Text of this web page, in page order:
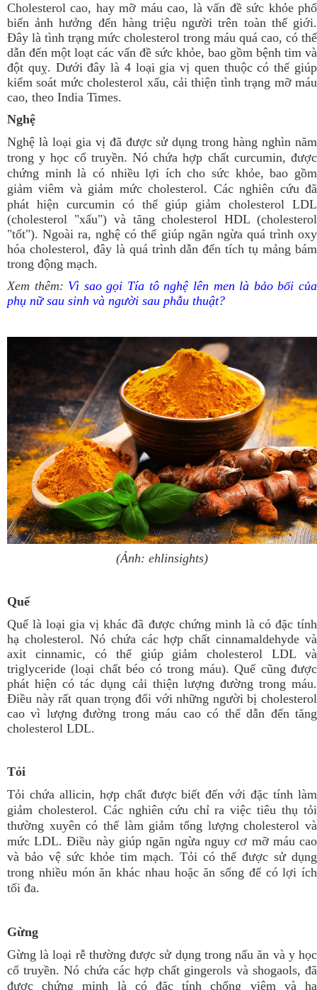
Cholesterol cao, hay mỡ máu cao, là vấn đề sức khỏe phổ
biến ảnh hưởng đến hàng triệu người trên toàn thế giới.
Đây là tình trạng mức cholesterol trong máu quá cao, có thể
dẫn đến một loạt các vấn đề sức khỏe, bao gồm bệnh tim và
đột quỵ. Dưới đây là 4 loại gia vị quen thuộc có thể giúp
kiểm soát mức cholesterol xấu, cải thiện tình trạng mỡ máu
cao, theo India Times.
Nghệ
Nghệ là loại gia vị đã được sử dụng trong hàng nghìn năm
trong y học cổ truyền. Nó chứa hợp chất curcumin, được
chứng minh là có nhiều lợi ích cho sức khỏe, bao gồm
giảm viêm và giảm mức cholesterol. Các nghiên cứu đã
phát hiện curcumin có thể giúp giảm cholesterol LDL
(cholesterol "xấu") và tăng cholesterol HDL (cholesterol
"tốt"). Ngoài ra, nghệ có thể giúp ngăn ngừa quá trình oxy
hóa cholesterol, đây là quá trình dẫn đến tích tụ mảng bám
trong động mạch.
Xem thêm: Vì sao gọi Tía tô nghệ lên men là bảo bối của
phụ nữ sau sinh và người sau phẫu thuật?
(Ảnh: ehlinsights)
Quế
Quế là loại gia vị khác đã được chứng minh là có đặc tính
hạ cholesterol. Nó chứa các hợp chất cinnamaldehyde và
axit cinnamic, có thể giúp giảm cholesterol LDL và
triglyceride (loại chất béo có trong máu).Quế cũng được
phát hiện có tác dụng cải thiện lượng đường trong máu.
Điều này rất quan trọng đối với những người bị cholesterol
cao vì lượng đường trong máu cao có thể dẫn đến tăng
cholesterol LDL.
Tỏi
Tỏi chứa allicin, hợp chất được biết đến với đặc tính làm
giảm cholesterol. Các nghiên cứu chỉ ra việc tiêu thụ tỏi
thường xuyên có thể làm giảm tổng lượng cholesterol và
mức LDL. Điều này giúp ngăn ngừa nguy cơ mỡ máu cao
và bảo vệ sức khỏe tim mạch. Tỏi có thể được sử dụng
trong nhiều món ăn khác nhau hoặc ăn sống để có lợi ích
tối đa.
Gừng
Gừng là loại rễ thường được sử dụng trong nấu ăn và y học
cổ truyền. Nó chứa các hợp chất gingerols và shogaols, đã
được chứng minh là có đặc tính chống viêm và hạ